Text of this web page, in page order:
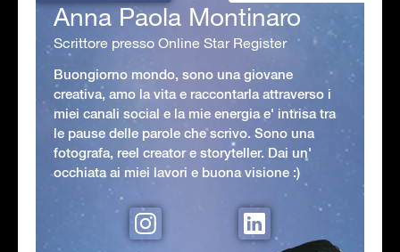
Anna Paola Montinaro
Scrittore presso Online Star Register
Buongiorno mondo, sono una giovane
creativa, amo la vita e raccontarla attraverso i
miei canali social e la mie energia e' intrisa tra
le pause delle parole che scrivo. Sono una
fotografa, reel creator e storyteller. Dai un'
occhiata ai miei lavori e buona visione :)